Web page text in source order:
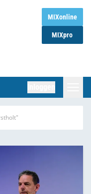
MIXonline
MIXpro